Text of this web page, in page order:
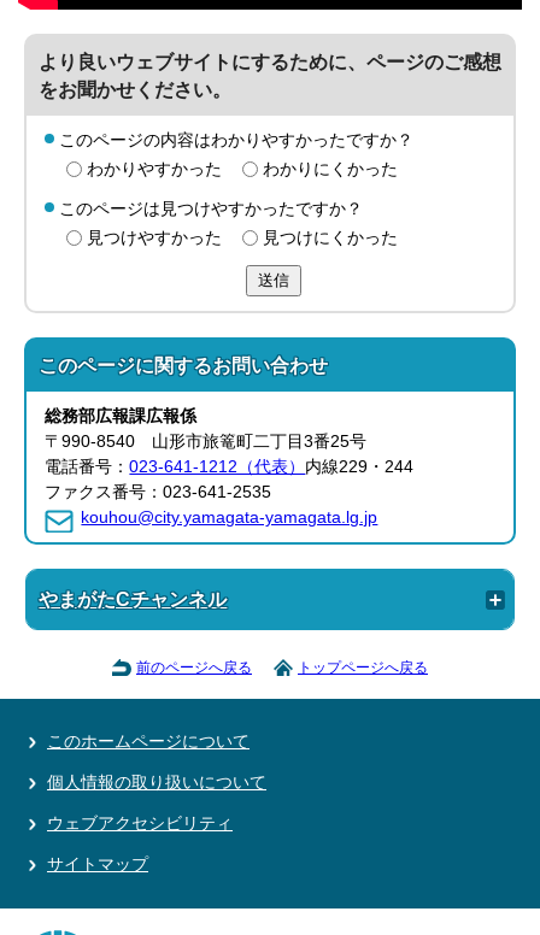
より良いウェブサイトにするために、ページのご感想
をお聞かせください。
このページの内容はわかりやすかったですか？
わかりやすかった
わかりにくかった
このページは見つけやすかったですか？
見つけやすかった
見つけにくかった
送信
このページに関するお問い合わせ
総務部広報課広報係
〒990-8540 山形市旅篭町二丁目3番25号
電話番号：023-641-1212（代表） 内線229・244
ファクス番号：023-641-2535
kouhou@city.yamagata-yamagata.lg.jp
やまがたCチャンネル
前のページへ戻る トップページへ戻る
このホームページについて
個人情報の取り扱いについて
ウェブアクセシビリティ
サイトマップ